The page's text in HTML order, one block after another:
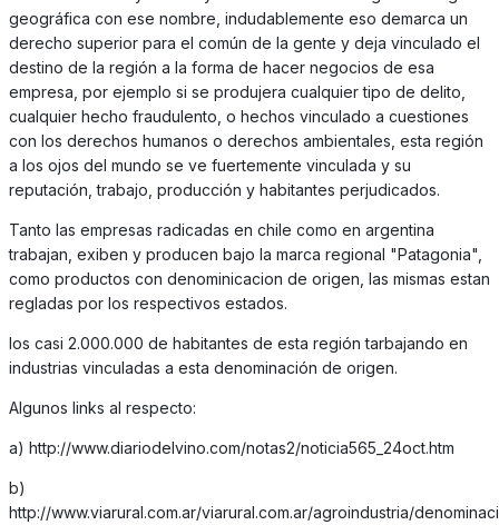
geográfica con ese nombre, indudablemente eso demarca un
derecho superior para el común de la gente y deja vinculado el
destino de la región a la forma de hacer negocios de esa
empresa, por ejemplo si se produjera cualquier tipo de delito,
cualquier hecho fraudulento, o hechos vinculado a cuestiones
con los derechos humanos o derechos ambientales, esta región
a los ojos del mundo se ve fuertemente vinculada y su
reputación, trabajo, producción y habitantes perjudicados.
Tanto las empresas radicadas en chile como en argentina
trabajan, exiben y producen bajo la marca regional "Patagonia",
como productos con denominicacion de origen, las mismas estan
regladas por los respectivos estados.
los casi 2.000.000 de habitantes de esta región tarbajando en
industrias vinculadas a esta denominación de origen.
Algunos links al respecto:
a) http://www.diariodelvino.com/notas2/noticia565_24oct.htm
b)
http://www.viarural.com.ar/viarural.com.ar/agroindustria/